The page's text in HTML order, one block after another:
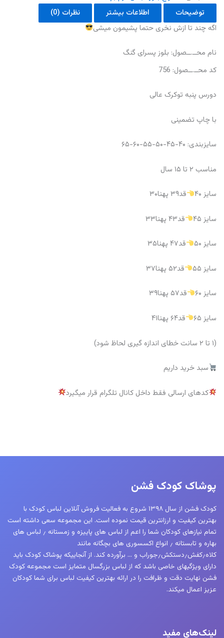
توضیحات
اطلاعات بیشتر
نظرات (0)
اگه‌ چند تا ازش نخری حتما پشیمون میشی
نام محــ.ــصول: بلوز پسرای گنگ
کد محــ.ــصول: 756
دورس پنبه توکرک عالی
با چاپ تضمینی
سایزبندی: ۴۰-۴۵-۵۰-۵۵-۶۰-۶۵
مناسب ۲ تا ۱۵ سال
سایز ۴۰ قد۳۹ پهنا۳۰
سایز ۴۵ قد۴۳ پهنا۳۳
سایز ۵۰ قد۴۷ پهنا۳۵
سایز ۵۵ قد۵۲ پهنا۳۷
سایز ۶۰ قد۵۷ پهنا۳۹
سایز ۶۵ قد۶۴ پهنا۴۱
(۱ تا ۲ سانت خطای اندازه گیری لحاظ شود)
سبد خرید داریم
کدهای ارسالی فقط داخل کانال تلگرام قرار میگیرد
پوشاک کودک فشن
کودک فشن از سال ۱۳۹۸ شروع به فعالیت فروش آنلاین لباس کودک با
بهترین کیفیت و ارزانترین قیمت نموده است. این مجموعه سعی داشته است
تمام نیازهای کودکان شما را اعم از لباس های پاییزه و زمستانه ٫ لباس های
بهاره و تابستانه ٫ انواع اکسسوری های بچگانه مانند
کلاه٫کفش٫دستکش٫جوراب و … برآورده کند. از آنجاییکه پوشاک کودک باید
دارای ویژگیهای خاصی باشد که از لباس بزرگسال متمایز است مجموعه کودک
فشن نهایت دقت و ظرافت را در ارائه بهترین کیفیت لباس برای شما کودکان
عزیز اعمال میکند.
لینک‌های مفید